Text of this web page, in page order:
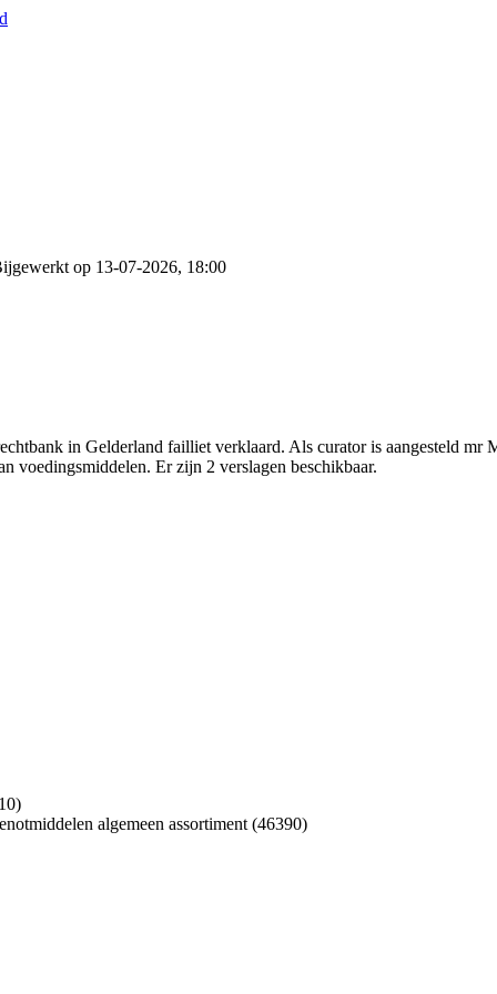
op 13-07-2026, 18:00
in Gelderland failliet verklaard. Als curator is aangesteld
voedingsmiddelen. Er zijn 2 verslagen beschikbaar.
algemeen assortiment (46390)